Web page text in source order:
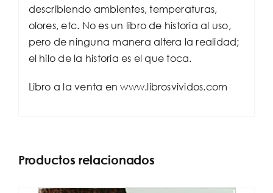
describiendo ambientes, temperaturas,
olores, etc. No es un libro de historia al uso,
pero de ninguna manera altera la realidad;
el hilo de la historia es el que toca.
Libro a la venta en www.librosvividos.com
Productos relacionados